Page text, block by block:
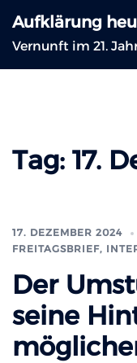
Inhalt
springen
Aufklärung
Vernunft im 21.
Tag: 17.
17. DEZEMBER 2024
FREITAGSBRIEF,
Der
seine